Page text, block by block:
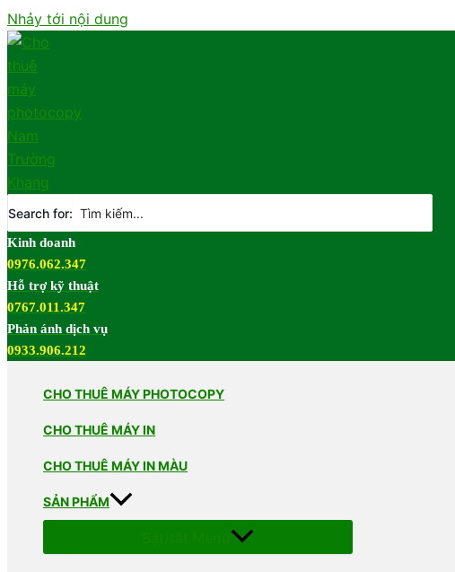
Nhảy tới nội dung
Search for:
Kinh doanh
0976.062.347
Hỗ trợ kỹ thuật
0767.011.347
Phản ánh dịch vụ
0933.906.212
CHO THUÊ MÁY PHOTOCOPY
CHO THUÊ MÁY IN
CHO THUÊ MÁY IN MÀU
SẢN PHẨM